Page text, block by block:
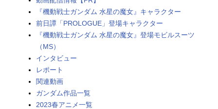
FOLLOW US
『機動戦士ガンダム 水星の魔女』キャラクター
前日譚「PROLOGUE」登場キャラクター
『機動戦士ガンダム 水星の魔女』登場モビルスーツ
（MS）
インタビュー
レポート
関連動画
ガンダム作品一覧
2023春アニメ一覧